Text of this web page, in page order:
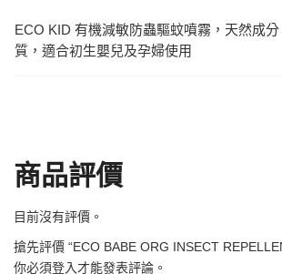
ECO KID 有機減敏防蟲驅蚊噴霧，天然成
質，適合初生嬰兒及孕婦使用
商品評價
目前沒有評價。
搶先評價 “ECO BABE ORG INSECT
你必須登入 才能發表評論。